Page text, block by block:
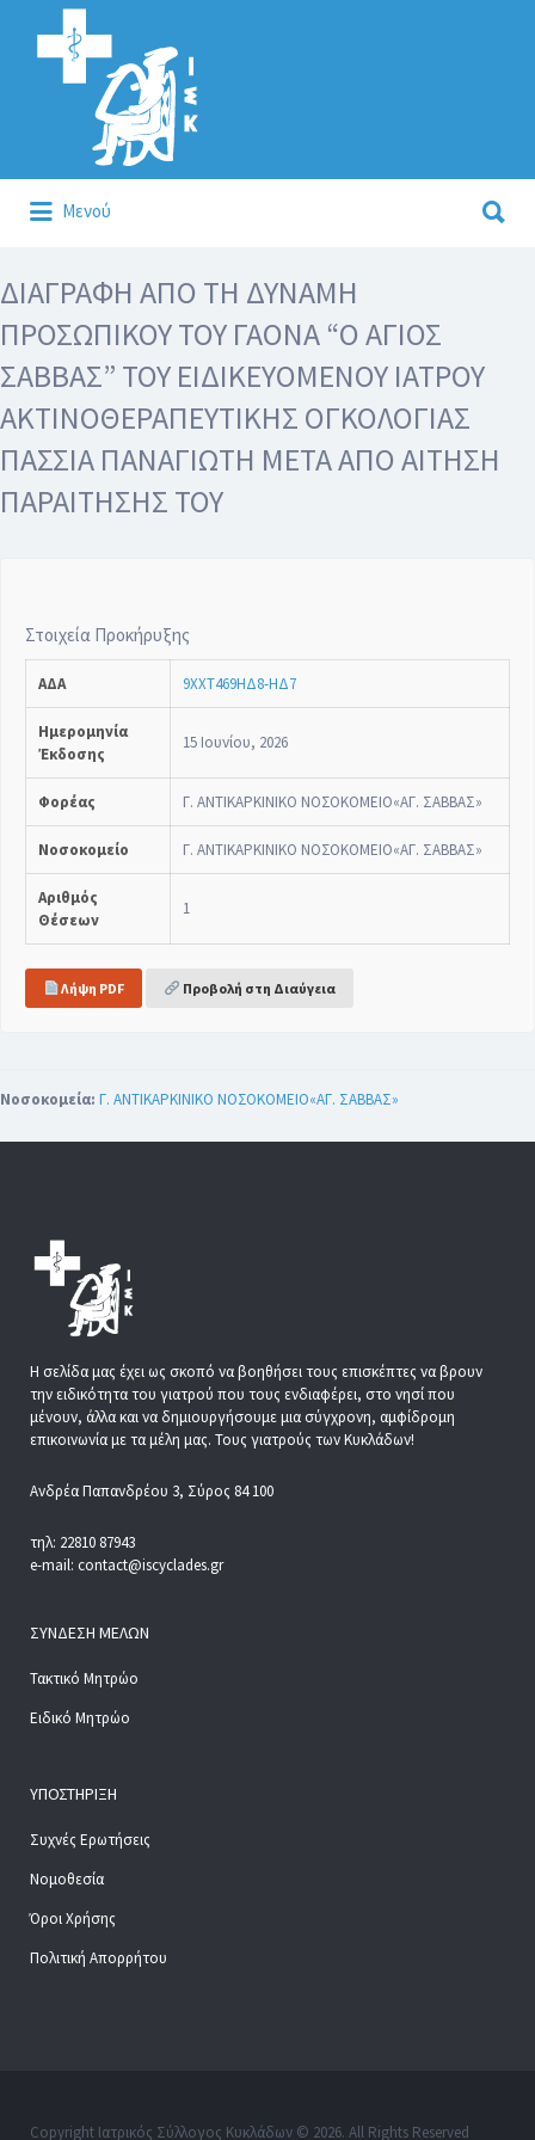
Αναζήτηση
για:
Μενού
για:
ΔΙΑΓΡΑΦΗ ΑΠΟ ΤΗ ΔΥΝΑΜΗ
ΠΡΟΣΩΠΙΚΟΥ ΤΟΥ ΓΑΟΝΑ “Ο ΑΓΙΟΣ
ΣΑΒΒΑΣ” ΤΟΥ ΕΙΔΙΚΕΥΟΜΕΝΟΥ ΙΑΤΡΟΥ
ΑΚΤΙΝΟΘΕΡΑΠΕΥΤΙΚΗΣ ΟΓΚΟΛΟΓΙΑΣ
ΠΑΣΣΙΑ ΠΑΝΑΓΙΩΤΗ ΜΕΤΑ ΑΠΟ ΑΙΤΗΣΗ
ΠΑΡΑΙΤΗΣΗΣ ΤΟΥ
Στοιχεία Προκήρυξης
ΑΔΑ 9ΧΧΤ469ΗΔ8-ΗΔ7
Ημερομηνία
Έκδοσης
15 Ιουνίου, 2026
Φορέας Γ. ΑΝΤΙΚΑΡΚΙΝΙΚΟ ΝΟΣΟΚΟΜΕΙΟ«ΑΓ. ΣΑΒΒΑΣ»
Νοσοκομείο Γ. ΑΝΤΙΚΑΡΚΙΝΙΚΟ ΝΟΣΟΚΟΜΕΙΟ«ΑΓ. ΣΑΒΒΑΣ»
Αριθμός
Θέσεων
1
Λήψη PDF Προβολή στη Διαύγεια
Νοσοκομεία: Γ. ΑΝΤΙΚΑΡΚΙΝΙΚΟ ΝΟΣΟΚΟΜΕΙΟ«ΑΓ. ΣΑΒΒΑΣ»
Η σελίδα μας έχει ως σκοπό να βοηθήσει τους επισκέπτες να βρουν
την ειδικότητα του γιατρού που τους ενδιαφέρει, στο νησί που
μένουν, άλλα και να δημιουργήσουμε μια σύγχρονη, αμφίδρομη
επικοινωνία με τα μέλη μας. Τους γιατρούς των Κυκλάδων!
Ανδρέα Παπανδρέου 3, Σύρος 84 100
τηλ: 22810 87943
e-mail: contact@iscyclades.gr
ΣΎΝΔΕΣΗ ΜΕΛΏΝ
Τακτικό Μητρώο
Ειδικό Μητρώο
ΥΠΟΣΤΉΡΙΞΗ
Συχνές Ερωτήσεις
Νομοθεσία
Όροι Χρήσης
Πολιτική Απορρήτου
Copyright Ιατρικός Σύλλογος Κυκλάδων © 2026. All Rights Reserved